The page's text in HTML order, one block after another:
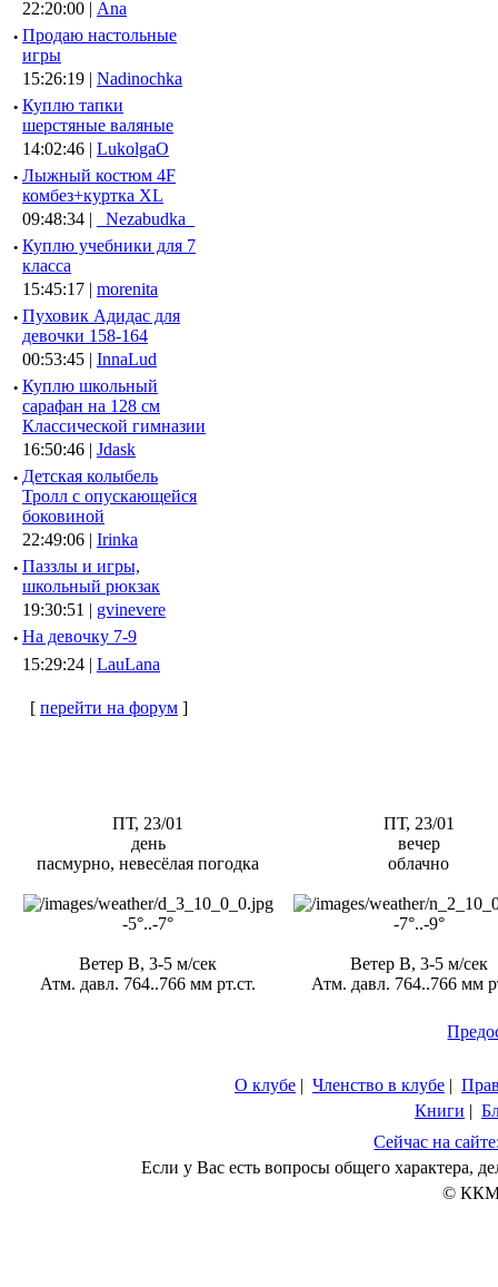
22:20:00 | Ana
· Продаю настольные
игры
15:26:19 | Nadinochka
· Куплю тапки
шерстяные валяные
14:02:46 | LukolgaO
· Лыжный костюм 4F
комбез+куртка XL
09:48:34 |
_Nezabudka_
· Куплю учебники для 7
класса
15:45:17 | morenita
· Пуховик Адидас для
девочки 158-164
00:53:45 | InnaLud
· Куплю школьный
сарафан на 128 см
Классической гимназии
16:50:46 | Jdask
· Детская колыбель
Тролл с опускающейся
боковиной
22:49:06 | Irinka
· Паззлы и игры,
школьный рюкзак
19:30:51 | gvinevere
· Hа девочку 7-9
15:29:24 | LauLana
[ перейти на форум ]
ПТ, 23/01
день
пасмурно, невесёлая погодка
-5°..-7°
Ветер В, 3-5 м/сек
Атм. давл. 764..766 мм рт.ст.
ПТ, 23/01
вечер
облачно
-7°..-9°
Ветер В, 3-5 м/сек
Атм. давл. 764..766 мм
О клубе | Членство в клубе |
Книги |
Сейчас на
Если у Вас есть вопросы общего характера,
© ККМ